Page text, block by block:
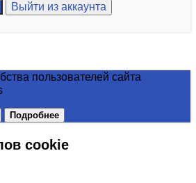
Выйти из аккаунта
пользователей сайта
Подробнее
cookie